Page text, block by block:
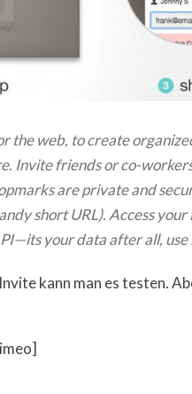
the web, to create
Invite friends or co-
are private and
short URL). Access
your data after all,
kann man es testen.